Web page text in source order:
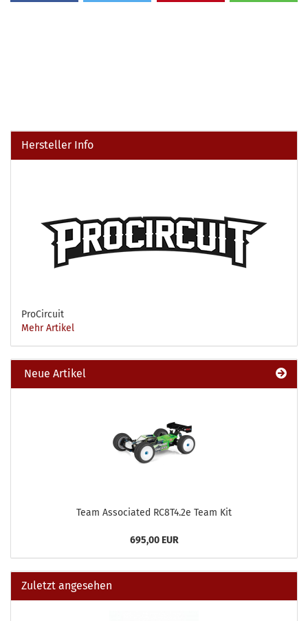
Hersteller Info
ProCircuit
Mehr Artikel
Neue Artikel
Team Associated RC8T4.2e Team Kit
695,00 EUR
Zuletzt angesehen